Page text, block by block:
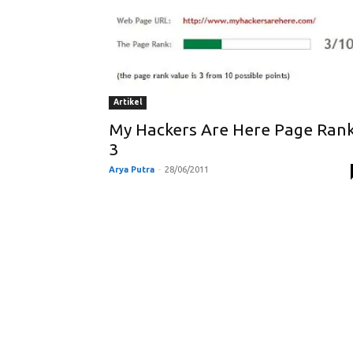
Artikel
My Hackers Are Here Page
3
Arya Putra - 28/06/2011